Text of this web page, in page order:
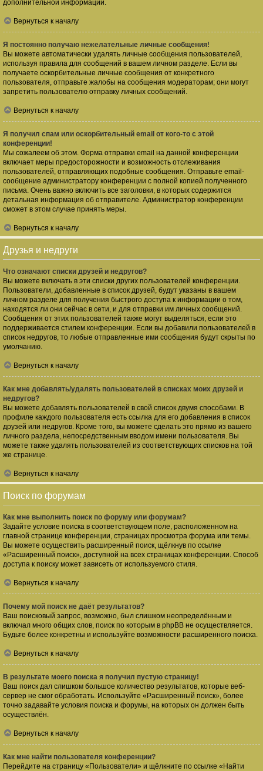
дополнительной информации.
Вернуться к началу
Я постоянно получаю нежелательные личные сообщения!
Вы можете автоматически удалять личные сообщения пользователей,
используя правила для сообщений в вашем личном разделе. Если вы
получаете оскорбительные личные сообщения от конкретного
пользователя, отправьте жалобы на сообщения модераторам; они могут
запретить пользователю отправку личных сообщений.
Вернуться к началу
Я получил спам или оскорбительный email от кого-то с этой
конференции!
Мы сожалеем об этом. Форма отправки email на данной конференции
включает меры предосторожности и возможность отслеживания
пользователей, отправляющих подобные сообщения. Отправьте email-
сообщение администратору конференции с полной копией полученного
письма. Очень важно включить все заголовки, в которых содержится
детальная информация об отправителе. Администратор конференции
сможет в этом случае принять меры.
Вернуться к началу
Друзья и недруги
Что означают списки друзей и недругов?
Вы можете включать в эти списки других пользователей конференции.
Пользователи, добавленные в список друзей, будут указаны в вашем
личном разделе для получения быстрого доступа к информации о том,
находятся ли они сейчас в сети, и для отправки им личных сообщений.
Сообщения от этих пользователей также могут выделяться, если это
поддерживается стилем конференции. Если вы добавили пользователей в
список недругов, то любые отправленные ими сообщения будут скрыты по
умолчанию.
Вернуться к началу
Как мне добавлять/удалять пользователей в списках моих друзей и
недругов?
Вы можете добавлять пользователей в свой список двумя способами. В
профиле каждого пользователя есть ссылка для его добавления в список
друзей или недругов. Кроме того, вы можете сделать это прямо из вашего
личного раздела, непосредственным вводом имени пользователя. Вы
можете также удалять пользователей из соответствующих списков на той
же странице.
Вернуться к началу
Поиск по форумам
Как мне выполнить поиск по форуму или форумам?
Задайте условие поиска в соответствующем поле, расположенном на
главной странице конференции, страницах просмотра форума или темы.
Вы можете осуществить расширенный поиск, щёлкнув по ссылке
«Расширенный поиск», доступной на всех страницах конференции. Способ
доступа к поиску может зависеть от используемого стиля.
Вернуться к началу
Почему мой поиск не даёт результатов?
Ваш поисковый запрос, возможно, был слишком неопределённым и
включал много общих слов, поиск по которым в phpBB не осуществляется.
Будьте более конкретны и используйте возможности расширенного поиска.
Вернуться к началу
В результате моего поиска я получил пустую страницу!
Ваш поиск дал слишком большое количество результатов, которые веб-
сервер не смог обработать. Используйте «Расширенный поиск», более
точно задавайте условия поиска и форумы, на которых он должен быть
осуществлён.
Вернуться к началу
Как мне найти пользователя конференции?
Перейдите на страницу «Пользователи» и щёлкните по ссылке «Найти